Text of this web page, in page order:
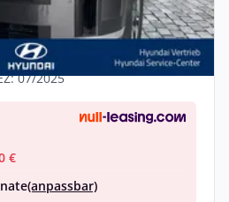
HEV
LED*
PS (158 kW)
07/2025
€
(anpassbar)